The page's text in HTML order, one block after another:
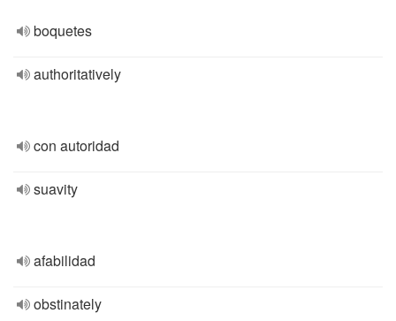
boquetes
authoritatively
con autoridad
suavity
afabilidad
obstinately